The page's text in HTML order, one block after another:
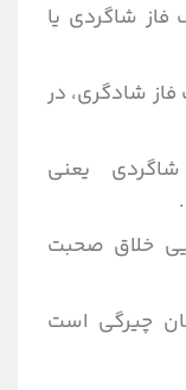
فاز شاگردی یا
فاز شادگری، در
شاگردی یعنی
خلاق صحبت
چیرگی است